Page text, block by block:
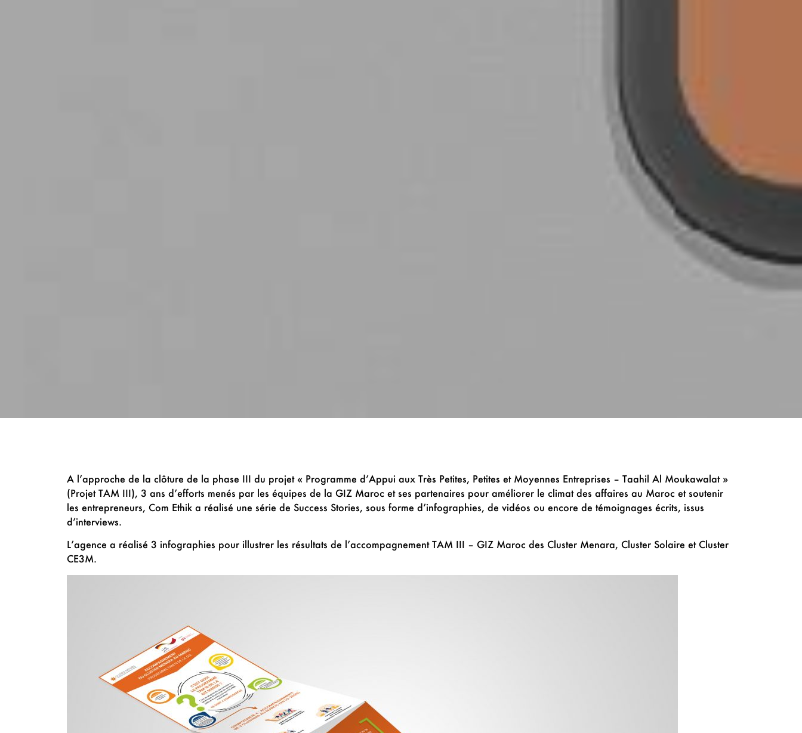
A l’approche de la clôture de la phase III du projet « Programme d’Appui aux Très Petites, Petites et Moyennes Entreprises – Taahil Al Moukawalat »
(Projet TAM III), 3 ans d’efforts menés par les équipes de la GIZ Maroc et ses partenaires pour améliorer le climat des affaires au Maroc et soutenir
les entrepreneurs, Com Ethik a réalisé une série de Success Stories, sous forme d’infographies, de vidéos ou encore de témoignages écrits, issus
d’interviews.
L’agence a réalisé 3 infographies pour illustrer les résultats de l’accompagnement TAM III – GIZ Maroc des Cluster Menara, Cluster Solaire et Cluster
CE3M.